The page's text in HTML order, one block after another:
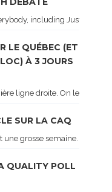
including Justin
LE QUÉBEC (ET
À 3 JOURS
ligne droite. On le sait
SUR LA CAQ
grosse semaine. Voici
QUALITY POLL